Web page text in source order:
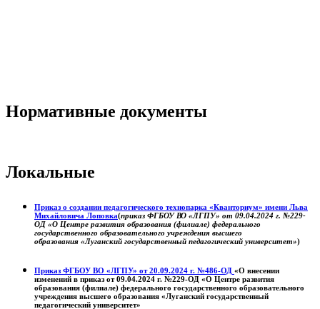
Нормативные документы
Локальные
Приказ о создании педагогического технопарка «Кванториум» имени Льва
Михайловича Лоповка(приказ ФГБОУ ВО «ЛГПУ» от 09.04.2024 г. №229-
ОД «О Центре развития образования (филиале) федерального
государственного образовательного учреждения высшего
образования «Луганский государственный педагогический университет»)
Приказ ФГБОУ ВО «ЛГПУ» от 20.09.2024 г. №486-ОД «О внесении
изменений в приказ от 09.04.2024 г. №229-ОД «О Центре развития
образования (филиале) федерального государственного образовательного
учреждения высшего образования «Луганский государственный
педагогический университет»